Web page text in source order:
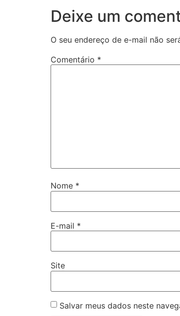
Deixe um
O seu endereço de e-mail não
Comentário *
Nome *
E-mail *
Site
Salvar meus dados neste